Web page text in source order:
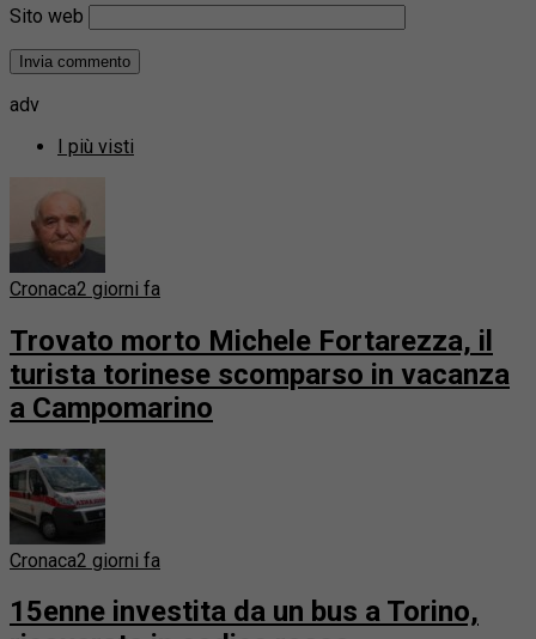
Sito web
adv
I più visti
Cronaca2 giorni fa
Trovato morto Michele Fortarezza, il
turista torinese scomparso in vacanza
a Campomarino
Cronaca2 giorni fa
15enne investita da un bus a Torino,